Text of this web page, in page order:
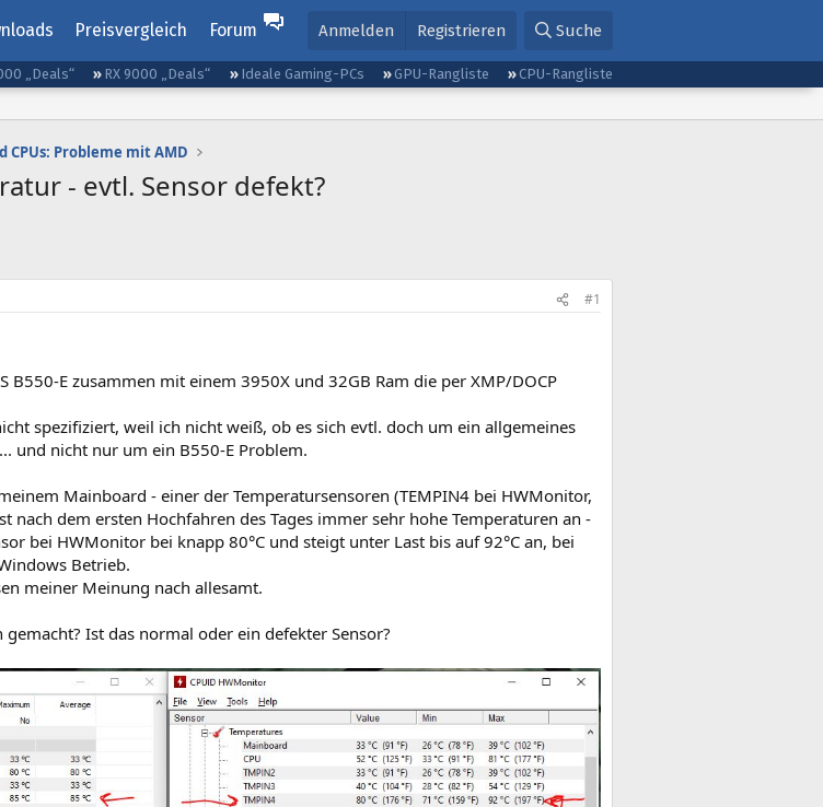
Preisvergleich Forum Anmelden Registrieren Suche
„Deals“ RX 9000 „Deals“ Ideale Gaming-PCs GPU-Rangliste
CPU-Rangliste
CPUs: Probleme mit AMD
- evtl. Sensor defekt?
#1
B550-E zusammen mit einem 3950X und 32GB Ram die per XMP/DOCP
spezifiziert, weil ich nicht weiß, ob es sich evtl. doch um ein allgemeines
und nicht nur um ein B550-E Problem.
Mainboard - einer der Temperatursensoren (TEMPIN4 bei HWMonitor,
nach dem ersten Hochfahren des Tages immer sehr hohe Temperaturen an -
bei HWMonitor bei knapp 80°C und steigt unter Last bis auf 92°C an, bei
Betrieb.
meiner Meinung nach allesamt.
Ist das normal oder ein defekter Sensor?